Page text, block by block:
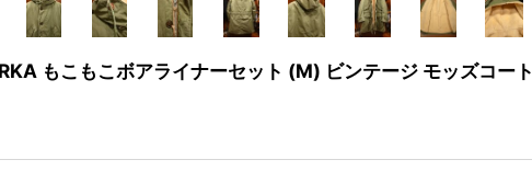
もこもこボアライナーセット (M) ビンテージ モッズコート